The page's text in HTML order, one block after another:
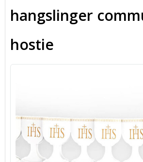
hangslinger
hostie